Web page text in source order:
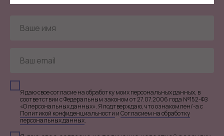
Я даю свое согласие на обработку моих персональных данных, в
соответствии с Федеральным законом от 27.07.2006 года №152-ФЗ
«О персональных данных». Я подтверждаю, что ознакомлен/-а с
Политикой конфиденциальности иСогласием на обработку
персональных данных.